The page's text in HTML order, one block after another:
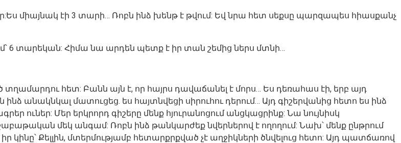
միայնակ էի 3 տարի… Ռոբն ինձ խենթ է թվում: Եվ նրա հետ սեքսը պարզապես հիասքանչ
6 տարեկան: Հիմա նա արդեն պետք է իր տան շեմից ներս մտնի…
տղամարդու հետ: Բանն այն է, որ հայրս դավաճանել է մորս… Ես դեռահաս էի, երբ այդ
անակնկալ մատուցեց. ես հայտնվեցի սիրուհու դերում… Այդ գիշերվանից հետո ես ինձ
ուներ: Մեր երկրորդ գիշերը մենք հյուրանոցում անցկացրինք: Նա նույնիսկ
մեկ անգամ: Ռոբն ինձ թանկարժեք նվերներով է ողողում: Նախ՝ մենք ընթրում
կինը՝ Քելլին, մտերմությամբ հետարքրքված չէ աղջիկների ծնվելուց հետո: Այդ պատճառով